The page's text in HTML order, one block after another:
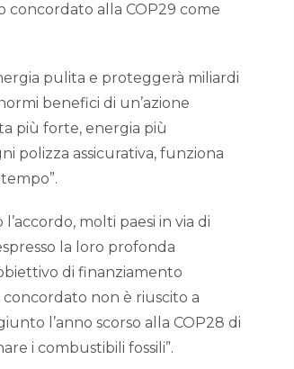
alla COP29 come
pulita e proteggerà miliardi
benefici di un’azione
più forte, energia più
polizza assicurativa, funziona
molti paesi in via di
la loro profonda
di finanziamento
concordato non è riuscito a
l’anno scorso alla COP28 di
i combustibili fossili”.